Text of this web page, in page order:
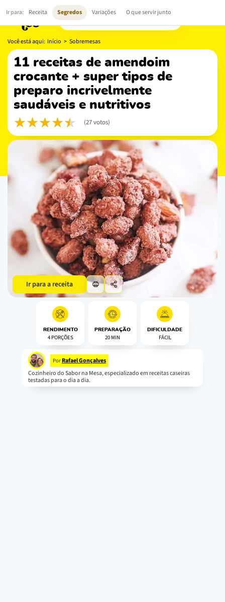
Você está aqui: Início > Sobremesas
11 receitas de amendoim
crocante + super tipos de
preparo incrivelmente
saudáveis e nutritivos
(27 votos)
Ir para a receita
RENDIMENTO
4 PORÇÕES
PREPARAÇÃO
20 MIN
DIFICULDADE
FÁCIL
Por Rafael Gonçalves
Cozinheiro do Sabor na Mesa, especializado em receitas caseiras
testadas para o dia a dia.